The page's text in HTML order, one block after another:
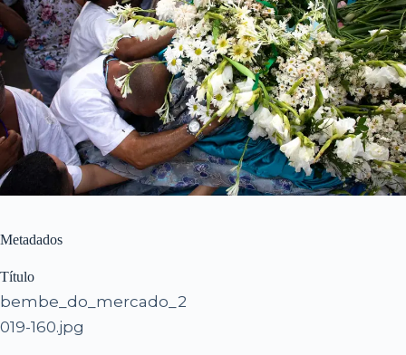
Metadados
Título
bembe_do_mercado_2
019-160.jpg